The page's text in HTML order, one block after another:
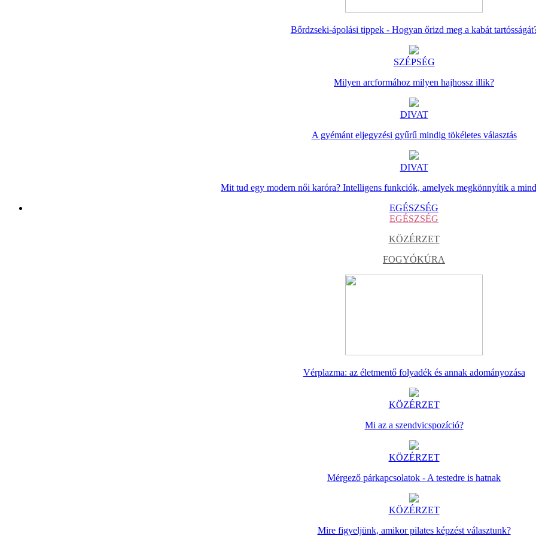
Bőrdzseki-ápolási tippek - Hogyan őrizd meg a kabát
SZÉPSÉG
Milyen arcformához milyen hajhossz illik?
DIVAT
A gyémánt eljegyzési gyűrű mindig tökéletes választás
DIVAT
Mit tud egy modern női karóra? Intelligens funkciók, amelyek megkönnyítik a
EGÉSZSÉG
EGÉSZSÉG
KÖZÉRZET
FOGYÓKÚRA
Vérplazma: az életmentő folyadék és annak adományozása
KÖZÉRZET
Mi az a szendvicspozíció?
KÖZÉRZET
Mérgező párkapcsolatok - A testedre is hatnak
KÖZÉRZET
Mire figyeljünk, amikor pilates képzést választunk?